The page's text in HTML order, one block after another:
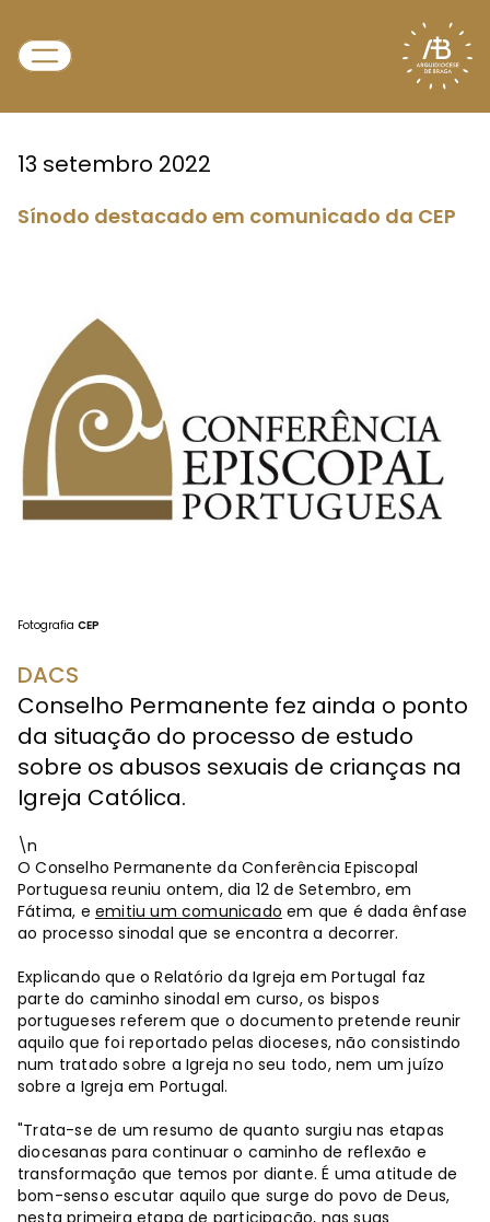
13 setembro 2022
Sínodo destacado em comunicado da CEP
Fotografia CEP
DACS
Conselho Permanente fez ainda o ponto
da situação do processo de estudo
sobre os abusos sexuais de crianças na
Igreja Católica.
\n
O Conselho Permanente da Conferência Episcopal
Portuguesa reuniu ontem, dia 12 de Setembro, em
Fátima, e emitiu um comunicado em que é dada ênfase
ao processo sinodal que se encontra a decorrer.
Explicando que o Relatório da Igreja em Portugal faz
parte do caminho sinodal em curso, os bispos
portugueses referem que o documento pretende reunir
aquilo que foi reportado pelas dioceses, não consistindo
num tratado sobre a Igreja no seu todo, nem um juízo
sobre a Igreja em Portugal.
"Trata-se de um resumo de quanto surgiu nas etapas
diocesanas para continuar o caminho de reflexão e
transformação que temos por diante. É uma atitude de
bom-senso escutar aquilo que surge do povo de Deus,